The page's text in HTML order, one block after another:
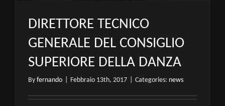
DIRETTORE TECNICO
GENERALE DEL CONSIGLIO
SUPERIORE DELLA DANZA
By fernando Febbraio 13th, 2017 Categories: news